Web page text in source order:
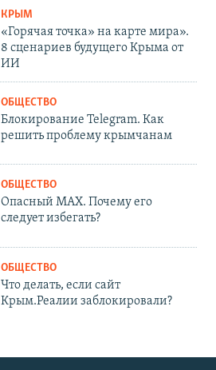
КРЫМ
«Горячая точка» на карте мира».
8 сценариев будущего Крыма от
ИИ
ОБЩЕСТВО
Блокирование Telegram. Как
решить проблему крымчанам
ОБЩЕСТВО
Опасный MAX. Почему его
следует избегать?
ОБЩЕСТВО
Что делать, если сайт
Крым.Реалии заблокировали?